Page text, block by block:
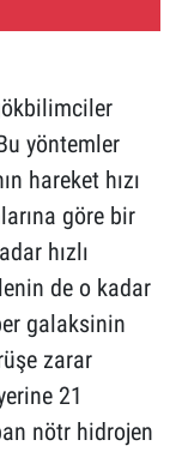
yöntemler
hareket hızı
göre bir
hızlı
de o kadar
galaksinin
zarar
21
nötr hidrojen